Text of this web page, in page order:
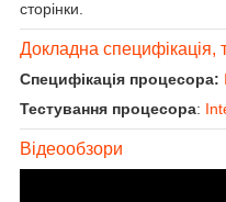
сторінки.
Докладна специфікація,
Специфікація процесора:
Тестування процесора:
Відеообзори